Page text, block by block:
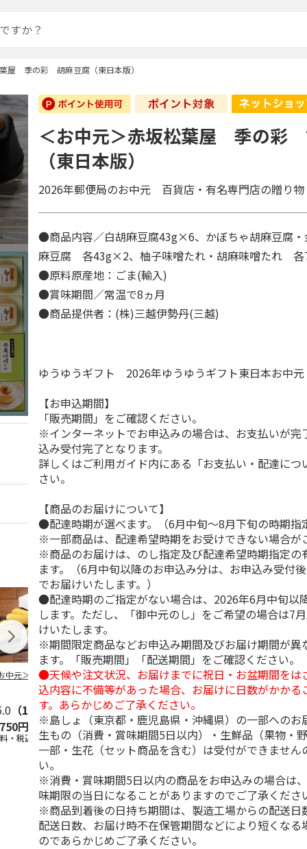
屋 季の彩 胡麻豆腐（東日本版）
中元＞３種詰合
（1）
円
・税込)
柿安本店 極松阪牛
しぐれ煮詰合せ
EM29
4,012円
(送料・税込)
【冷凍】大阪お好み
焼き人気店の味比べ
セット
4,300円
(送料・税込)
＜お中元＞
＜おこわ米
町今半＞黒
4,320円
(送料・税込)
＜お中元＞赤坂松葉屋 季の彩
（東日本版）
2026年郵便局のお中元 百貨店・有名専門店の贈り物
●商品内容／白胡麻豆腐43g×6、かぼちゃ胡麻豆腐・
麻豆腐 各43g×2、柚子味噌たれ・胡麻味噌たれ
●原料原産地：ごま(輸入)
●賞味期間／常温で8ヵ月
●商品提供者：(株)三越伊勢丹(三越)
ゆうゆうギフト 2026年ゆうゆうギフト東日本お中
【お申込期間】
「販売期間」をご確認ください。
※インターネットでお申込みの場合は、お支払いが完
込み受付完了となります。
詳しくはご利用ガイド内にある「お支払い・配達につ
さい。
【商品のお届けについて】
●配達時期が選べます。（6月中旬～8月下旬の時期指
※一部商品は、配達希望時期をお受けできない場合が
※商品のお届けは、のし指定及び配達希望時期指定の
ます。（6月中旬以降のお申込み分は、お申込み受付
でお届けいたします。）
●配達時期のご指定がない場合は、2026年6月中旬以
します。ただし、「御中元のし」をご希望の場合は7
けいたします。
※期間限定商品などお申込み期間及びお届け期間が異
ます。「販売期間」「配送期間」をご確認ください。
●天候や注文状況、お届けまでに祝日・お盆期間をは
込内容に不備等があった場合、お届けに日数がかかる
す。あらかじめご了承ください。
※島しょ（東京都・鹿児島県・沖縄県）の一部へのお
生もの（消費・賞味期間5日以内）・生鮮品（果物・
一部・生花（セット商品を含む）は受付ができません
い。
※消費・賞味期間5日以内の商品をお申込みの場合は
味期限の当日になることがありますのでご了承くださ
※商品到着後の日持ち期間は、製造工場からの配送日
配送日数、お届け時不在保管期間などにより短くなる
のであらかじめご了承ください。